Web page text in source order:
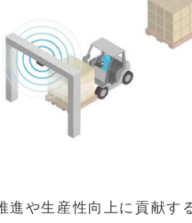
進や生産性向上に貢献す